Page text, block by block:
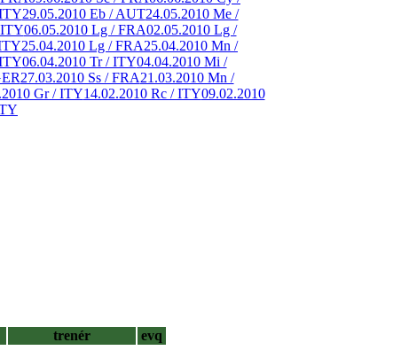
29.05.2010 Eb / AUT24.05.2010 Me /
06.05.2010 Lg / FRA02.05.2010 Lg /
25.04.2010 Lg / FRA25.04.2010 Mn /
06.04.2010 Tr / ITY04.04.2010 Mi /
27.03.2010 Ss / FRA21.03.2010 Mn /
Gr / ITY14.02.2010 Rc / ITY09.02.2010
trenér
evq